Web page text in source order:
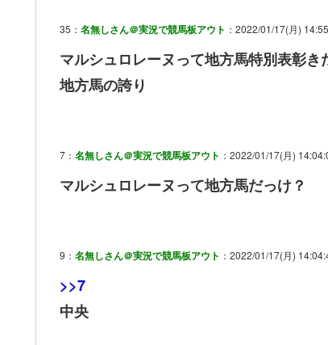
35： 名無しさん＠実況で競馬板アウト ：2022/01/17(月)
マルシュロレーヌって地方馬特別表彰き
地方馬の誇り
7： 名無しさん＠実況で競馬板アウト ：2022/01/17(月)
マルシュロレーヌって地方馬だっけ？
9： 名無しさん＠実況で競馬板アウト ：2022/01/17(月)
>>7
中央